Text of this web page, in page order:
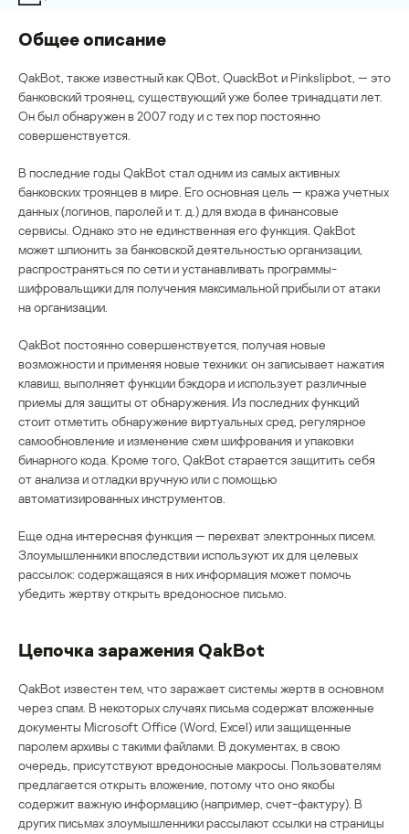
Общее описание
QakBot, также известный как QBot, QuackBot и Pinkslipbot, — это
банковский троянец, существующий уже более тринадцати лет.
Он был обнаружен в 2007 году и с тех пор постоянно
совершенствуется.
В последние годы QakBot стал одним из самых активных
банковских троянцев в мире. Его основная цель — кража учетных
данных (логинов, паролей и т. д.) для входа в финансовые
сервисы. Однако это не единственная его функция. QakBot
может шпионить за банковской деятельностью организации,
распространяться по сети и устанавливать программы-
шифровальщики для получения максимальной прибыли от атаки
на организации.
QakBot постоянно совершенствуется, получая новые
возможности и применяя новые техники: он записывает нажатия
клавиш, выполняет функции бэкдора и использует различные
приемы для защиты от обнаружения. Из последних функций
стоит отметить обнаружение виртуальных сред, регулярное
самообновление и изменение схем шифрования и упаковки
бинарного кода. Кроме того, QakBot старается защитить себя
от анализа и отладки вручную или с помощью
автоматизированных инструментов.
Еще одна интересная функция — перехват электронных писем.
Злоумышленники впоследствии используют их для целевых
рассылок: содержащаяся в них информация может помочь
убедить жертву открыть вредоносное письмо.
Цепочка заражения QakBot
QakBot известен тем, что заражает системы жертв в основном
через спам. В некоторых случаях письма содержат вложенные
документы Microsoft Office (Word, Excel) или защищенные
паролем архивы с такими файлами. В документах, в свою
очередь, присутствуют вредоносные макросы. Пользователям
предлагается открыть вложение, потому что оно якобы
содержит важную информацию (например, счет-фактуру). В
других письмах злоумышленники рассылают ссылки на страницы